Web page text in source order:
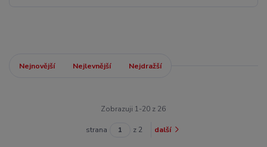
Nejnovější Nejlevnější Nejdražší
Zobrazuji 1-20 z 26
strana z 2 další